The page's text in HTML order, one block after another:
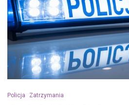
Policja Zatrzymania